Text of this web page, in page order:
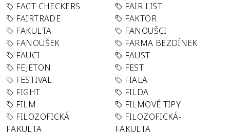
FACT-CHECKERS
FAIR LIST
FAIRTRADE
FAKTOR
FAKULTA
FANOUŠCI
FANOUŠEK
FARMA BEZDÍNEK
FAUCI
FAUST
FEJETON
FEST
FESTIVAL
FIALA
FIGHT
FILDA
FILM
FILMOVÉ TIPY
FILOZOFICKÁ
FAKULTA
FILOZOFICKÁ-
FAKULTA